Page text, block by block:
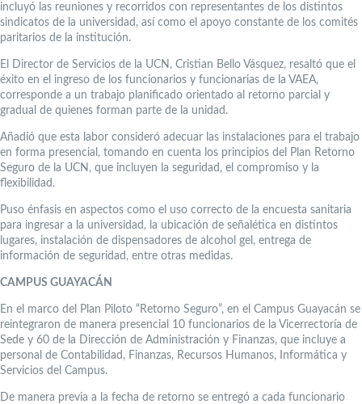
incluyó las reuniones y recorridos con representantes de los distintos
sindicatos de la universidad, así como el apoyo constante de los comités
paritarios de la institución.
El Director de Servicios de la UCN, Cristian Bello Vásquez, resaltó que el
éxito en el ingreso de los funcionarios y funcionarias de la VAEA,
corresponde a un trabajo planificado orientado al retorno parcial y
gradual de quienes forman parte de la unidad.
Añadió que esta labor consideró adecuar las instalaciones para el trabajo
en forma presencial, tomando en cuenta los principios del Plan Retorno
Seguro de la UCN, que incluyen la seguridad, el compromiso y la
flexibilidad.
Puso énfasis en aspectos como el uso correcto de la encuesta sanitaria
para ingresar a la universidad, la ubicación de señalética en distintos
lugares, instalación de dispensadores de alcohol gel, entrega de
información de seguridad, entre otras medidas.
CAMPUS GUAYACÁN
En el marco del Plan Piloto “Retorno Seguro”, en el Campus Guayacán se
reintegraron de manera presencial 10 funcionarios de la Vicerrectoría de
Sede y 60 de la Dirección de Administración y Finanzas, que incluye a
personal de Contabilidad, Finanzas, Recursos Humanos, Informática y
Servicios del Campus.
De manera previa a la fecha de retorno se entregó a cada funcionario